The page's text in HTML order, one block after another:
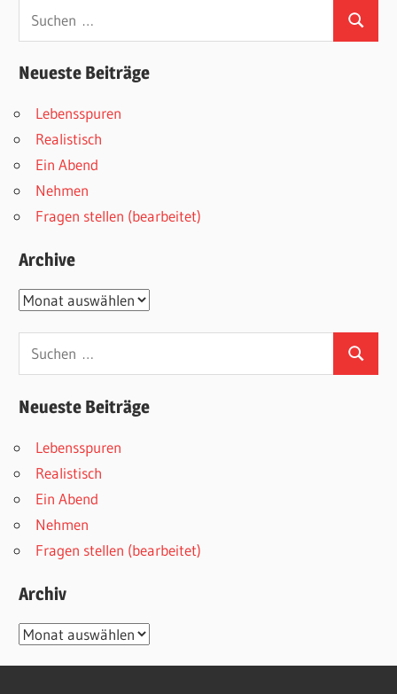
Suchen
nach:
Suchen
Neueste Beiträge
Lebensspuren
Realistisch
Ein Abend
Nehmen
Fragen stellen (bearbeitet)
Archive
Archive
Suchen
nach:
Suchen
Neueste Beiträge
Lebensspuren
Realistisch
Ein Abend
Nehmen
Fragen stellen (bearbeitet)
Archiv
Archiv